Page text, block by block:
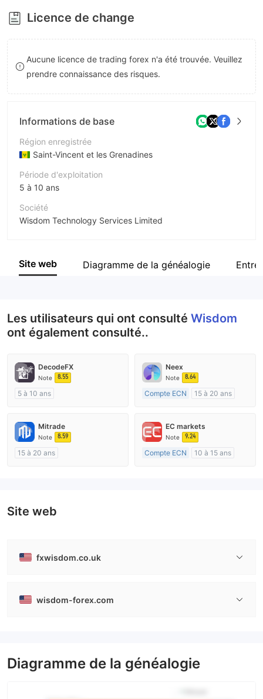
8
9
Licence de change
Aucune licence de trading forex n'a été trouvée. Veuillez
prendre connaissance des risques.
Informations de base
Région enregistrée
Saint-Vincent et les Grenadines
Période d'exploitation
5 à 10 ans
Société
Wisdom Technology Services Limited
Personnel
Site web Diagramme de la généalogie
Les utilisateurs qui ont consulté Wisdom
ont également consulté..
DecodeFX
Note 8.55
5 à 10 ans
Market Making (MM)
Etiquette principale MT4
Neex
Note 8.64
Compte ECN
15 à 20 ans
Market Making (MM)
Etiquette principale MT4
Mitrade
Note 8.59
15 à 20 ans
EC markets
Note 9.24
Compte ECN
10 à 15 ans
Site web
fxwisdom.co.uk
wisdom-forex.com
Diagramme de la généalogie